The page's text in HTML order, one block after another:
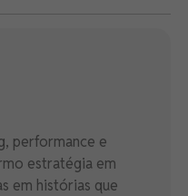
performance e
estratégia em
em histórias que